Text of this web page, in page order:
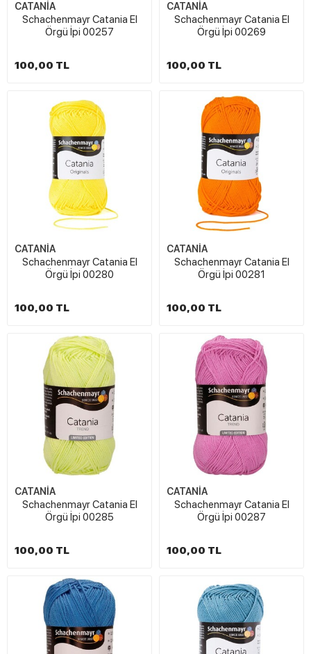
CATANİA
Schachenmayr Catania El
Örgü İpi 00257
100,00 TL
CATANİA
Schachenmayr Catania El
Örgü İpi 00269
100,00 TL
CATANİA
Schachenmayr Catania El
Örgü İpi 00280
100,00 TL
CATANİA
Schachenmayr Catania El
Örgü İpi 00281
100,00 TL
CATANİA
Schachenmayr Catania El
Örgü İpi 00285
100,00 TL
CATANİA
Schachenmayr Catania El
Örgü İpi 00287
100,00 TL